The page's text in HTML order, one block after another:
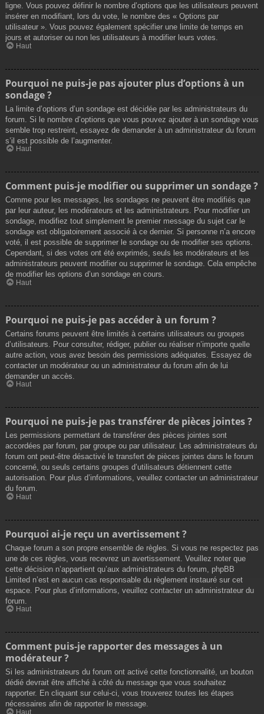
ligne. Vous pouvez définir le nombre d’options que les utilisateurs peuvent
insérer en modifiant, lors du vote, le nombre des « Options par
utilisateur ». Vous pouvez également spécifier une limite de temps en
jours et autoriser ou non les utilisateurs à modifier leurs votes.
Haut
Pourquoi ne puis-je pas ajouter plus d’options à un
sondage ?
La limite d’options d’un sondage est décidée par les administrateurs du
forum. Si le nombre d’options que vous pouvez ajouter à un sondage vous
semble trop restreint, essayez de demander à un administrateur du forum
s’il est possible de l’augmenter.
Haut
Comment puis-je modifier ou supprimer un sondage ?
Comme pour les messages, les sondages ne peuvent être modifiés que
par leur auteur, les modérateurs et les administrateurs. Pour modifier un
sondage, modifiez tout simplement le premier message du sujet car le
sondage est obligatoirement associé à ce dernier. Si personne n’a encore
voté, il est possible de supprimer le sondage ou de modifier ses options.
Cependant, si des votes ont été exprimés, seuls les modérateurs et les
administrateurs peuvent modifier ou supprimer le sondage. Cela empêche
de modifier les options d’un sondage en cours.
Haut
Pourquoi ne puis-je pas accéder à un forum ?
Certains forums peuvent être limités à certains utilisateurs ou groupes
d’utilisateurs. Pour consulter, rédiger, publier ou réaliser n’importe quelle
autre action, vous avez besoin des permissions adéquates. Essayez de
contacter un modérateur ou un administrateur du forum afin de lui
demander un accès.
Haut
Pourquoi ne puis-je pas transférer de pièces jointes ?
Les permissions permettant de transférer des pièces jointes sont
accordées par forum, par groupe ou par utilisateur. Les administrateurs du
forum ont peut-être désactivé le transfert de pièces jointes dans le forum
concerné, ou seuls certains groupes d’utilisateurs détiennent cette
autorisation. Pour plus d’informations, veuillez contacter un administrateur
du forum.
Haut
Pourquoi ai-je reçu un avertissement ?
Chaque forum a son propre ensemble de règles. Si vous ne respectez pas
une de ces règles, vous recevrez un avertissement. Veuillez noter que
cette décision n’appartient qu’aux administrateurs du forum, phpBB
Limited n’est en aucun cas responsable du règlement instauré sur cet
espace. Pour plus d’informations, veuillez contacter un administrateur du
forum.
Haut
Comment puis-je rapporter des messages à un
modérateur ?
Si les administrateurs du forum ont activé cette fonctionnalité, un bouton
dédié devrait être affiché à côté du message que vous souhaitez
rapporter. En cliquant sur celui-ci, vous trouverez toutes les étapes
nécessaires afin de rapporter le message.
Haut